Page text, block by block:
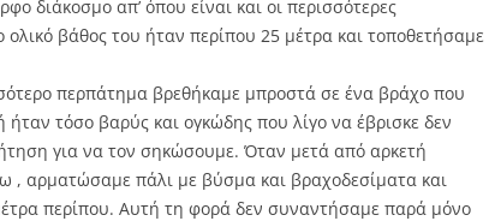
διάκοσμο απ’ όπου είναι και οι περισσότερες
βάθος του ήταν περίπου 25 μέτρα και τοποθετήσαμε
περπάτημα βρεθήκαμε μπροστά σε ένα βράχο που
ήταν τόσο βαρύς και ογκώδης που λίγο να έβρισκε δεν
για να τον σηκώσουμε. Όταν μετά από αρκετή
, αρματώσαμε πάλι με βύσμα και βραχοδεσίματα και
περίπου. Αυτή τη φορά δεν συναντήσαμε παρά μόνο